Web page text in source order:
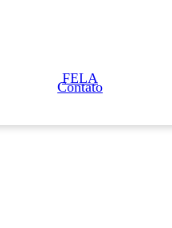
FELA
Contato